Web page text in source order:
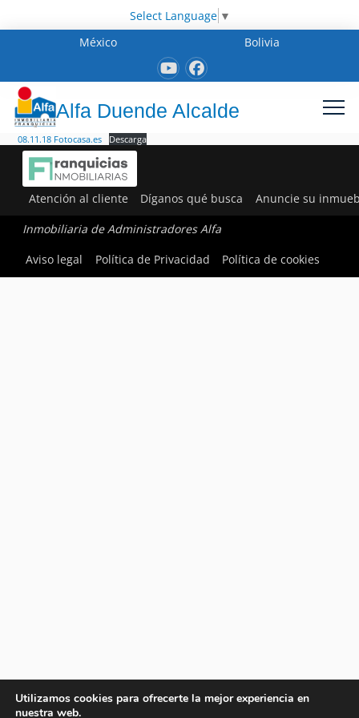
Select Language ▼
México
Bolivia
Alfa Duende Alcalde
08.11.18 Fotocasa.es Descarga
Atención al cliente Díganos qué busca Anuncie su
Inmobiliaria de Administradores Alfa
Aviso legal
Política de Privacidad Política de cookies
Utilizamos cookies para ofrecerte la mejor experiencia en
nuestra web.